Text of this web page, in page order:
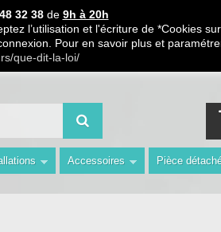
32 38de 9h à 20h
l’utilisation et l'écriture de *Cookies
Pour en savoir plus et
que-dit-la-loi/
3 X ou 4 X sans frais S.A.V Toutes
en plus avec AMS "
Accessoires Pièce